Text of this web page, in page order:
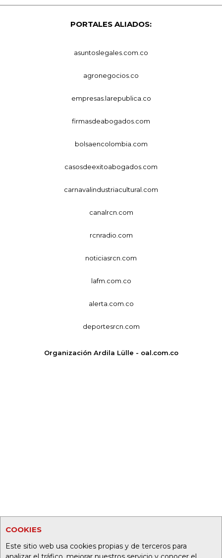
COOKIES
Este sitio web usa cookies propias y de terceros para
PORTALES ALIADOS:
asuntoslegales.com.co
agronegocios.co
empresas.larepublica.co
firmasdeabogados.com
bolsaencolombia.com
casosdeexitoabogados.com
carnavalindustriacultural.com
canalrcn.com
rcnradio.com
noticiasrcn.com
lafm.com.co
alerta.com.co
deportesrcn.com
Organización Ardila Lülle - oal.com.co